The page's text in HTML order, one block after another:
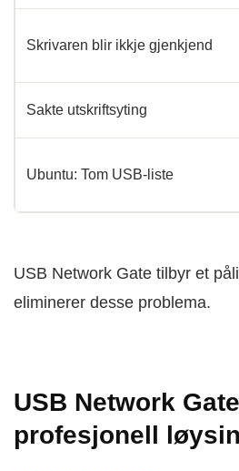
Skrivaren blir ikkje gjenkjend
Sakte utskriftsyting
Ubuntu: Tom USB-liste
USB Network Gate tilbyr et
eliminerer desse problema.
USB Network
profesjonell